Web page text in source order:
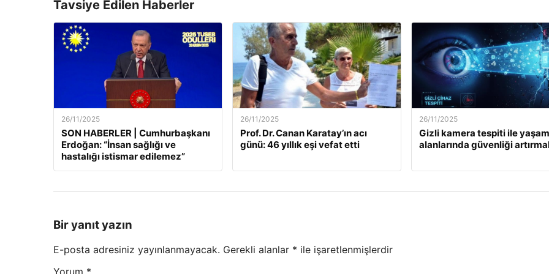
Tavsiye Edilen Haberler
26/11/2025
SON HABERLER | Cumhurbaşkanı
Erdoğan: “İnsan sağlığı ve
hastalığı istismar edilemez”
26/11/2025
Prof. Dr. Canan Karatay’ın acı
günü: 46 yıllık eşi vefat etti
26/11/2025
Gizli kamera tespiti ile yaşam
alanlarında güvenliği
Bir yanıt yazın
E-posta adresiniz yayınlanmayacak. Gerekli alanlar * ile işaretlenmişlerdir